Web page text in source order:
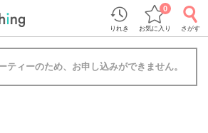
りれき お気に入り
0
さがす
ティーのため、お申し込みができません。